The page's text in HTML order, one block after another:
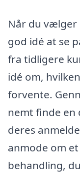
Når du vælger
god idé at se
fra tidligere
idé om,
forvente.
nemt finde en
deres
anmode om
behandling,